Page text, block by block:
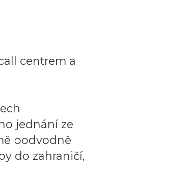
centrem a
jednání ze
podvodně
do zahraničí,